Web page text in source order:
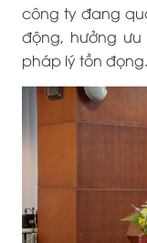
công ty đang
động, hưởng
pháp lý tồn đọng.